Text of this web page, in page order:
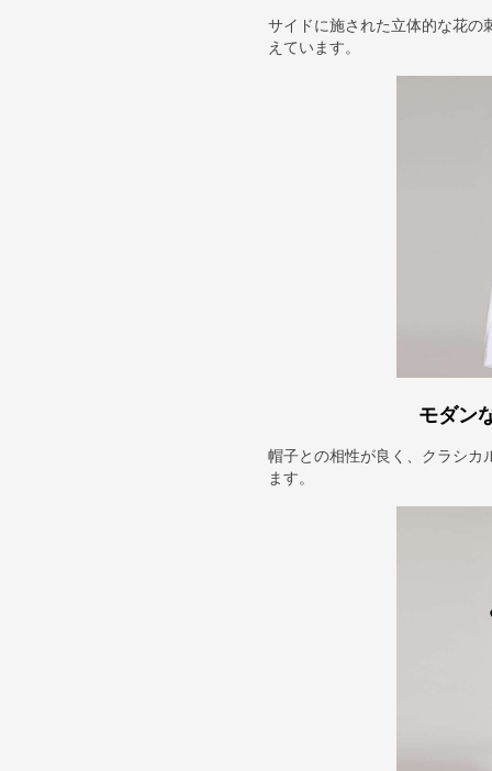
サイドに施された立体的な花の
えています。
モダン
帽子との相性が良く、クラシカ
ます。